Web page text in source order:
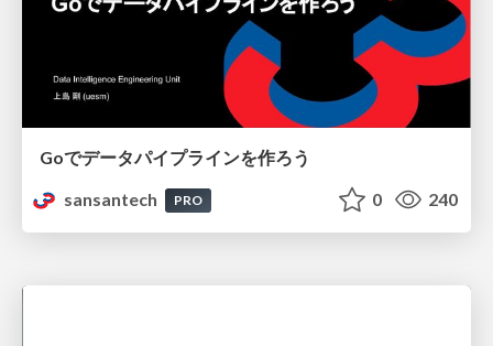
Goでデータパイプラインを作ろう
sansantech
PRO 0 240